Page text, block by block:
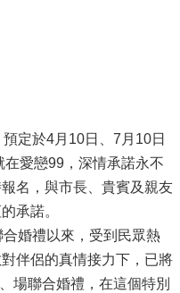
定於4月10日、7月10日
愛戀99，深情承諾永不
名，與市長、貴賓及親友
承諾。
婚禮以來，受到民眾熱
伴侶的真情接力下，已將
場聯合婚禮，在這個特別